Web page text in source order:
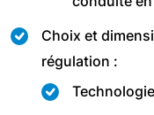
Choix et
régulation :